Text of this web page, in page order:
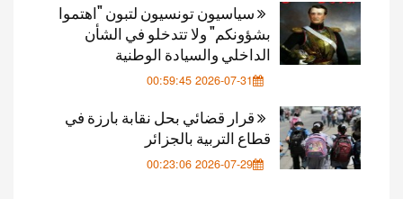
سياسيون تونسيون لتبون "اهتموا
بشؤونكم" ولا تتدخلو في الشأن
الداخلي والسيادة الوطنية
2026-07-31 00:59:45
قرار قضائي بحل نقابة بارزة في
قطاع التربية بالجزائر
2026-07-29 00:23:06